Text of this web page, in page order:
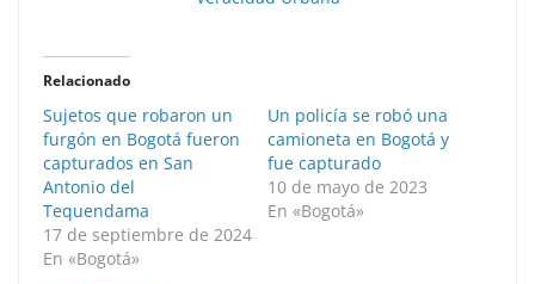
Relacionado
Sujetos que robaron un
furgón en Bogotá fueron
capturados en San
Antonio del
Tequendama
17 de septiembre de 2024
En «Bogotá»
Un policía se robó una
camioneta en Bogotá y
fue capturado
10 de mayo de 2023
En «Bogotá»